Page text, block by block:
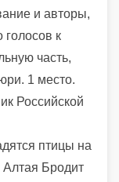
и авторы,
к
часть,
1 место.
Российской
птицы на
Алтая Бродит